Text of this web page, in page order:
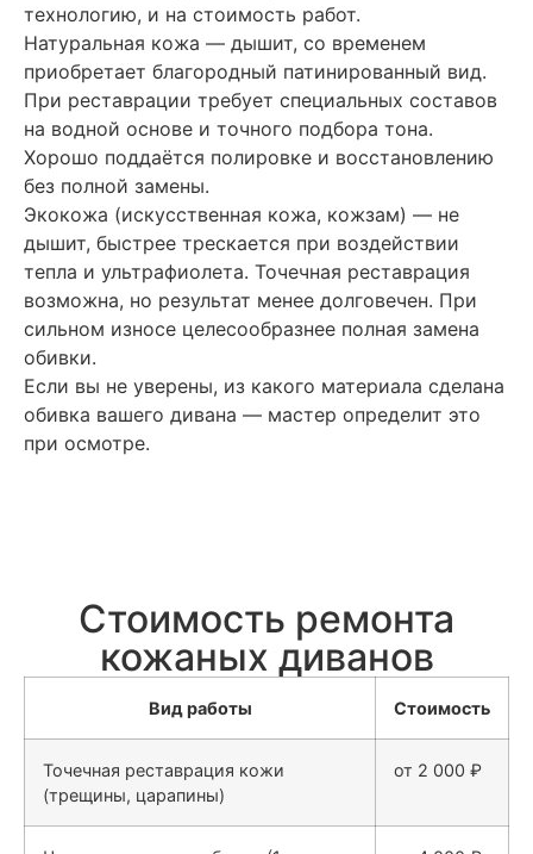
технологию, и на стоимость работ.
Натуральная кожа — дышит, со временем
приобретает благородный патинированный вид.
При реставрации требует специальных составов
на водной основе и точного подбора тона.
Хорошо поддаётся полировке и восстановлению
без полной замены.
Экокожа (искусственная кожа, кожзам) — не
дышит, быстрее трескается при воздействии
тепла и ультрафиолета. Точечная реставрация
возможна, но результат менее долговечен. При
сильном износе целесообразнее полная замена
обивки.
Если вы не уверены, из какого материала сделана
обивка вашего дивана — мастер определит это
при осмотре.
Стоимость ремонта
кожаных диванов
Вид работы Стоимость
Точечная реставрация кожи
(трещины, царапины)
от 2 000 ₽